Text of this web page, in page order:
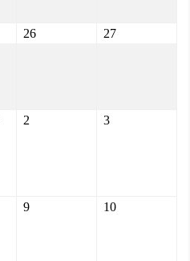
26 27
2 3
9 10